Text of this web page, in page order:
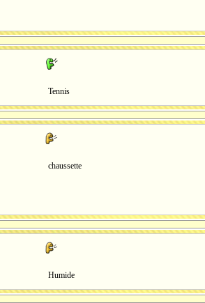
Tennis
chaussette
Humide